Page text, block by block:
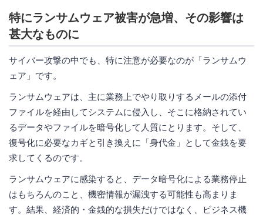
特にランサムウェア被害が急増、その影響は
甚大なものに
サイバー攻撃の中でも、特に注意が必要なのが「ランサムウ
ェア」です。
ランサムウェアは、主に業務上でやり取りするメールの添付
ファイルを経由してシステムに侵入し、そこに格納されてい
るデータやファイルを暗号化して人質にとります。そして、
復号化に必要なカギと引き換えに「身代金」として金銭を要
求してくるのです。
ランサムウェアに感染すると、データ暗号化による業務停止
はもちろんのこと、機密情報が漏洩する可能性も高まりま
す。結果、経済的・金銭的な損失だけではなく、ビジネス機